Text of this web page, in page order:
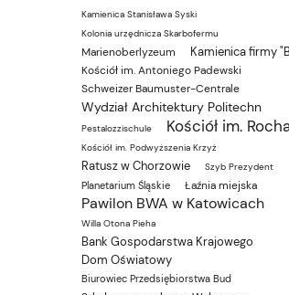
Kamienica Stanisława Syski
Kolonia urzędnicza Skarbofermu
Marienoberlyzeum Kamienica firmy
Kościół im. Antoniego Padewski
Schweizer Baumuster-Centrale
Wydział Architektury Politechn
Pestalozzischule Kościół im.
Kościół im. Podwyższenia Krzyż
Ratusz w Chorzowie Szyb Prezydent
Planetarium Śląskie Łaźnia miejska
Pawilon BWA w Katowicach
Willa Otona Pieha
Bank Gospodarstwa Krajowego
Dom Oświatowy
Biurowiec Przedsiębiorstwa Bud